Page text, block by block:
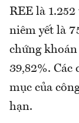
REE là
niêm yết là
chứng
39,82%.
mục của
hạn.